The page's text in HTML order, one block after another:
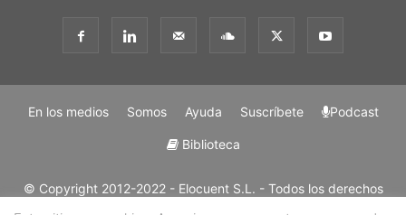
En los medios Somos Ayuda Suscríbete Podcast
Biblioteca
© Copyright 2012-2022 - Elocuent S.L. - Todos los derechos